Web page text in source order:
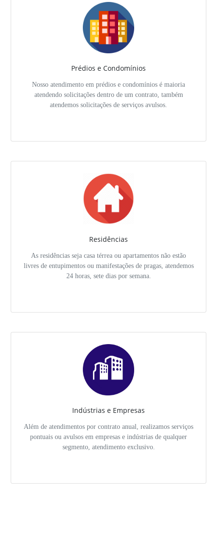
Prédios e Condomínios
Nosso atendimento em prédios e condomínios é maioria
atendendo solicitações dentro de um contrato, também
atendemos solicitações de serviços avulsos.
Residências
As residências seja casa térrea ou apartamentos não estão
livres de entupimentos ou manifestações de pragas, atendemos
24 horas, sete dias por semana.
Indústrias e Empresas
Além de atendimentos por contrato anual, realizamos serviços
pontuais ou avulsos em empresas e indústrias de qualquer
segmento, atendimento exclusivo.